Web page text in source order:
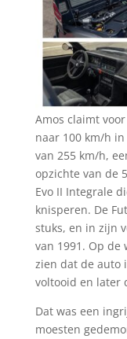
Amos claimt
naar 100 km/h
van 255 km/h,
opzichte van de
Evo II Integrale
knisperen. De
stuks, en in zijn
van 1991. Op de
zien dat de auto
voltooid en later
Dat was een
moesten